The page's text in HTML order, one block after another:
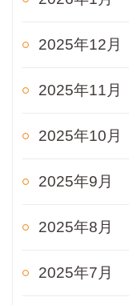
2025年12月
2025年11月
2025年10月
2025年9月
2025年8月
2025年7月